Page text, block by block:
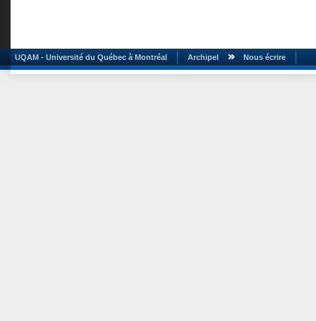
UQAM - Université du Québec à Montréal Archipel Nous écrire